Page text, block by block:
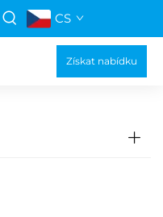
CS
Získat nabídku